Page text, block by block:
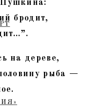
бродит,
на дереве,
рыба —